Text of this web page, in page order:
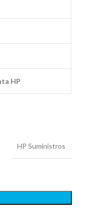
HP
HP Suministros